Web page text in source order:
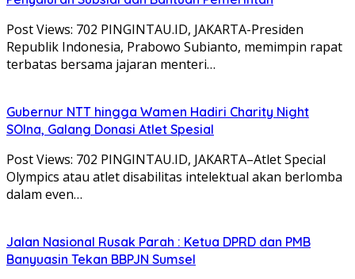
Post Views: 702 PINGINTAU.ID, JAKARTA-Presiden
Republik Indonesia, Prabowo Subianto, memimpin rapat
terbatas bersama jajaran menteri…
Gubernur NTT hingga Wamen Hadiri Charity Night
SOIna, Galang Donasi Atlet Spesial
Post Views: 702 PINGINTAU.ID, JAKARTA–Atlet Special
Olympics atau atlet disabilitas intelektual akan berlomba
dalam even…
Jalan Nasional Rusak Parah : Ketua DPRD dan PMB
Banyuasin Tekan BBPJN Sumsel